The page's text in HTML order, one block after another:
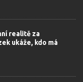
realitě za
ukáže, kdo má